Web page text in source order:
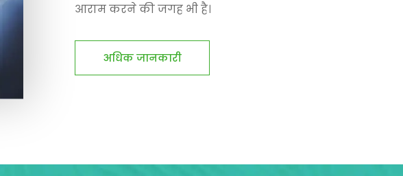
आराम करने की जगह भी है।
अधिक जानकारी